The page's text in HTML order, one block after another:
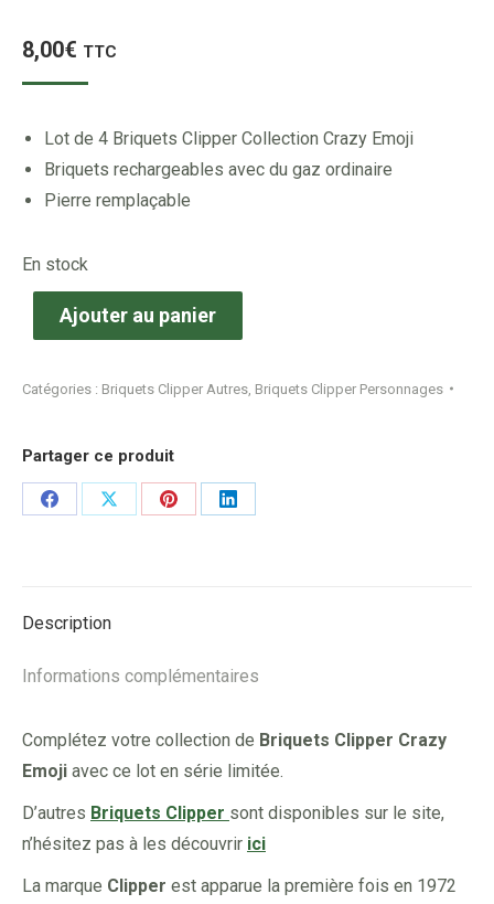
8,00€ TTC
Lot de 4 Briquets Clipper Collection Crazy Emoji
Briquets rechargeables avec du gaz ordinaire
Pierre remplaçable
En stock
Ajouter au panier
Catégories : Briquets Clipper Autres Briquets Clipper Personnages
Partager ce produit
Share
Share
Share
Share
Description
Informations complémentaires
Complétez votre collection de Briquets Clipper Crazy
Emoji avec ce lot en série limitée.
D’autres Briquets Clipper sont disponibles sur le site,
n’hésitez pas à les découvrir ici
La marque Clipper est apparue la première fois en 1972